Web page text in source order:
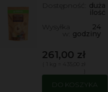
Dostępność: duża
ilość
Wysyłka
w:
24
godziny
261,00 zł
DO KOSZYKA